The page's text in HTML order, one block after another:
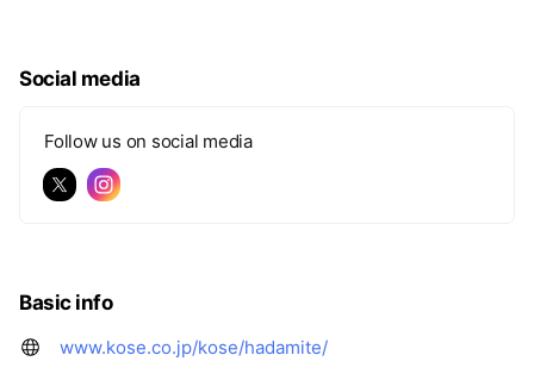
Social media
Follow us on social media
Basic info
www.kose.co.jp/kose/hadamite/